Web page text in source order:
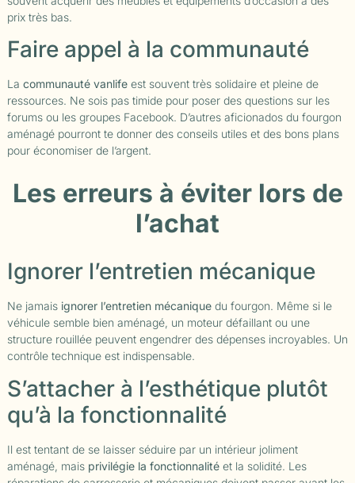
prix très bas.
Faire appel à la communauté
La communauté vanlifeest souvent très solidaire et pleine de
ressources. Ne sois pas timide pour poser des questions sur les
forums ou les groupes Facebook. D’autres aficionados du fourgon
aménagé pourront te donner des conseils utiles et des bons plans
pour économiser de l’argent.
Les erreurs à éviter lors de
l’achat
Ignorer l’entretien mécanique
Ne jamais ignorer l’entretien mécaniquedu fourgon. Même si le
véhicule semble bien aménagé, un moteur défaillant ou une
structure rouillée peuvent engendrer des dépenses incroyables. Un
contrôle technique est indispensable.
S’attacher à l’esthétique plutôt
qu’à la fonctionnalité
Il est tentant de se laisser séduire par un intérieur joliment
aménagé, mais privilégie la fonctionnalitéet la solidité. Les